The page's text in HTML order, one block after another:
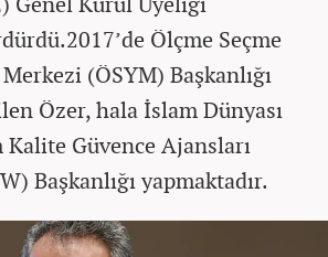
Ölçme Seçme
(ÖSYM) Başkanlığı
Özer, hala İslam Dünyası
Güvence Ajansları
Başkanlığı yapmaktadır.